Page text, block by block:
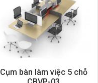
Cụm bàn làm việc 5 chỗ